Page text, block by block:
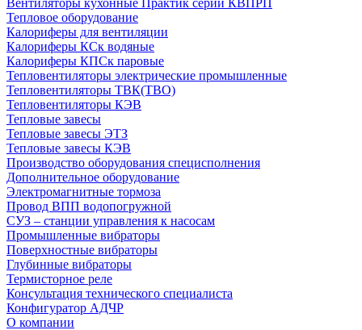
Вентиляторы кухонные Практик серии КВПРП
Тепловое оборудование
Калориферы для вентиляции
Калориферы КСк водяные
Калориферы КПСк паровые
Тепловентиляторы электрические промышленные
Тепловентиляторы ТВК(ТВО)
Тепловентиляторы КЭВ
Тепловые завесы
Тепловые завесы ЭТЗ
Тепловые завесы КЭВ
Производство оборудования специсполнения
Дополнительное оборудование
Электромагнитные тормоза
Провод ВПП водопогружной
СУЗ – станции управления к насосам
Промышленные вибраторы
Поверхностные вибраторы
Глубинные вибраторы
Термисторное реле
Консультация технического специалиста
Конфигуратор АДЧР
О компании